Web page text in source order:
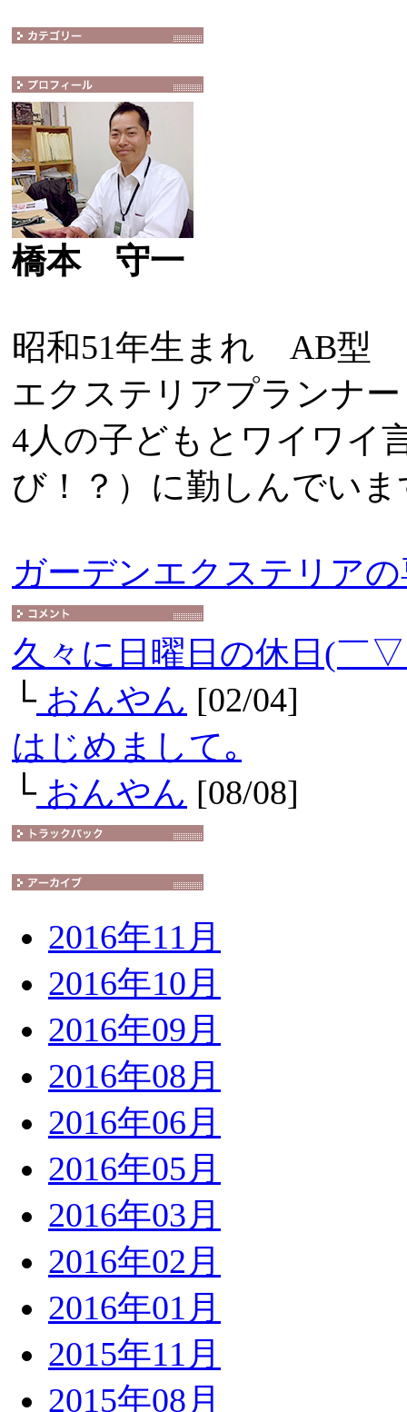
橋本 守一
昭和51年生まれ AB型
エクステリアプランナー
4人の子どもとワイワイ
び！？）に勤しんでいま
ガーデンエクステリア
久々に日曜日の休日(￣
└おんやん [02/04]
はじめまして｡
└おんやん [08/08]
2016年11月
2016年10月
2016年09月
2016年08月
2016年06月
2016年05月
2016年03月
2016年02月
2016年01月
2015年11月
2015年08月